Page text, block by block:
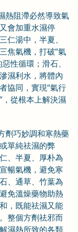
熱阻滯必然導致氣
會加重水濕停
仁湯中，半夏、
焦氣機，打破“氣
性循環；滑石、
濕利水，將體內
協同，實現“氣行
，從根本上解決濕
劑巧妙調和寒熱藥
單純祛濕的弊
、半夏、厚朴為
暢氣機，避免寒
、通草、竹葉為
免溫燥藥物助熱
，既能祛濕又能
整個方劑祛邪而
濕熱所致的各類